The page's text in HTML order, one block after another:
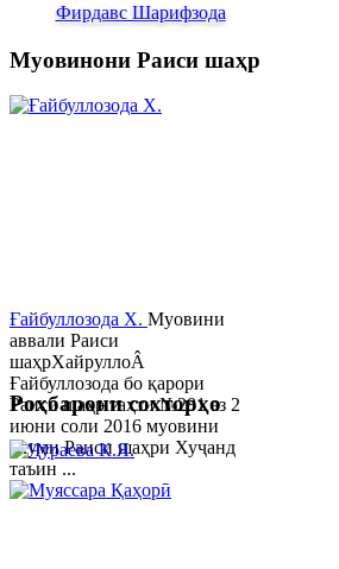
Фирдавс Шарифзода
Муовинони Раиси шаҳр
Ғайбуллозода Х. Муовини
аввали Раиси
шаҳрХайруллоÂ
Ғайбуллозода бо қарори
Раиси шаҳр таҳти №281 аз 2
июни соли 2016 муовини
якуми Раиси шаҳри Хуҷанд
таъин ...
Роҳбарони сохторҳо